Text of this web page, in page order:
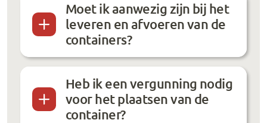
Moet ik aanwezig zijn bij het
leveren en afvoeren van de
containers?
Heb ik een vergunning nodig
voor het plaatsen van de
container?